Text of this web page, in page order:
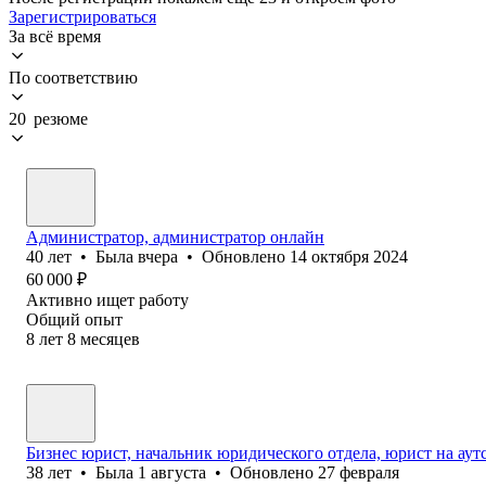
Зарегистрироваться
За всё время
По соответствию
20 резюме
Администратор, администратор онлайн
40 лет • Была вчера • Обновлено 14 октября 2024
60 000 ₽
Активно ищет работу
Общий опыт
8 лет 8 месяцев
Бизнес юрист, начальник юридического отдела, юрист на
38 лет • Была 1 августа • Обновлено 27 февраля